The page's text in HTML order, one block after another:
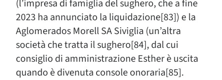
(l’impresa di famiglia del sughero, che a fine
2023 ha annunciato la liquidazione[83]) e la
Aglomerados Morell SA Siviglia (un’altra
società che tratta il sughero[84], dal cui
consiglio di amministrazione Esther è uscita
quando è divenuta console onoraria[85].